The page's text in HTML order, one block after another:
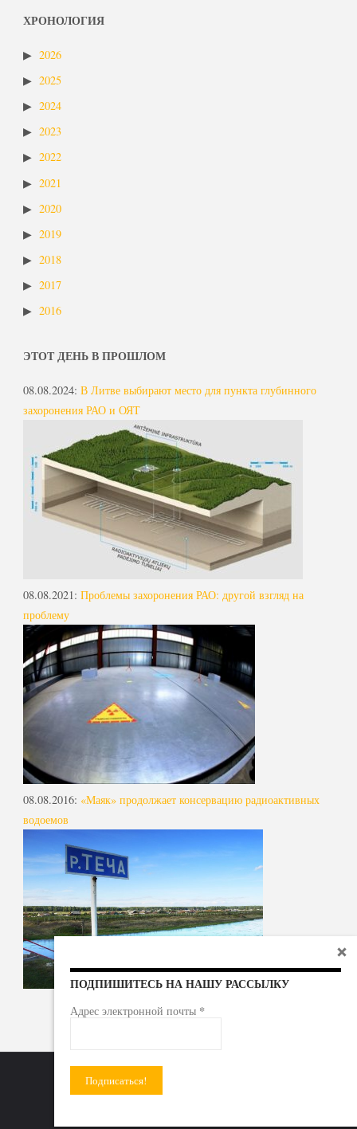
ХРОНОЛОГИЯ
2026
2025
2024
2023
2022
2021
2020
2019
2018
2017
2016
ЭТОТ ДЕНЬ В ПРОШЛОМ
08.08.2024: В Литве выбирают место для пункта глубинного
захоронения РАО и ОЯТ
08.08.2021: Проблемы захоронения РАО: другой взгляд на
проблему
08.08.2016: «Маяк» продолжает консервацию радиоактивных
водоемов
ПОДПИШИТЕСЬ НА НАШУ РАССЫЛКУ
Адрес электронной почты *